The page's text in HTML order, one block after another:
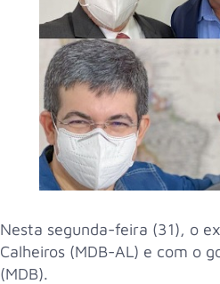
Nesta segunda-feira (31), o
Calheiros (MDB-AL) e com o
(MDB).